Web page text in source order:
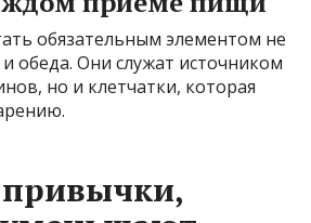
обязательным элементом не
обеда. Они служат источником
но и клетчатки, которая